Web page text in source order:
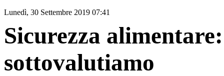
Lunedì, 30 Settembre 2019 07:41
Sicurezza
sottovalutiamo